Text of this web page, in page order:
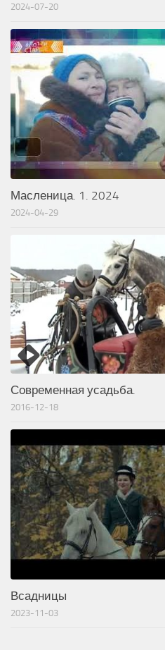
2024-07-20
Масленица. 1. 2024
2024-04-29
Современная усадьба.
2016-12-18
Всадницы
2023-11-03